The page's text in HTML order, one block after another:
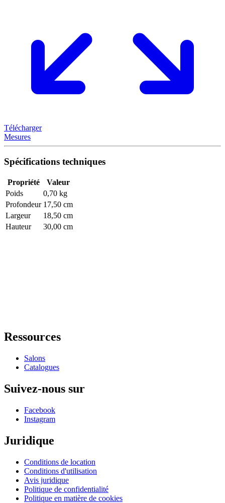
Télécharger
Mesures
Spécifications techniques
Propriété
Valeur
Poids
0,70 kg
Profondeur 17,50 cm
Largeur
18,50 cm
Hauteur
30,00 cm
Ressources
Salons
Catalogues
Suivez-nous sur
Facebook
Instagram
Juridique
Conditions de location
Conditions d'utilisation
Avis juridique
Politique de confidentialité
Politique en matière de cookies